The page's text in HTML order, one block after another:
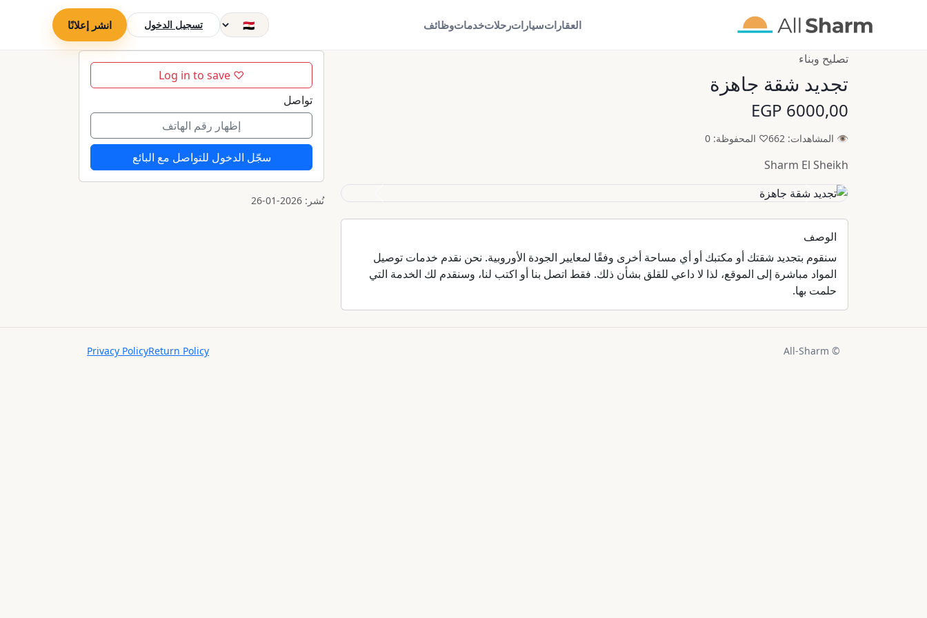
العقاراتسياراترحلاتخدماتوظائف تسجيل الدخول انشر إعلانًا
تصليح وبناء
تجديد شقة جاهزة
6000,00 EGP
👁 المشاهدات: 662 ♡ المحفوظة: 0
Sharm El Sheikh
السابق التالي
الوصف
حلمت بها.
♡ Log in to save
تواصل
إظهار رقم الهاتف
سجّل الدخول للتواصل مع البائع
نُشر: 2026-01-26
© All-Sharm
Return Policy
Privacy Policy